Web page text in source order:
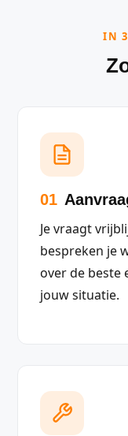
IN 3
01
Je vraagt
bespreken je
over de beste
jouw situatie.